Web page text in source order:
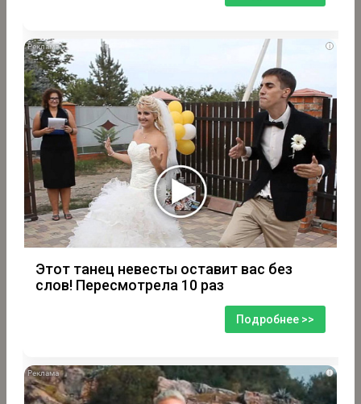
i
Этот танец невесты оставит вас без
слов! Пересмотрела 10 раз
Подробнее >>
i